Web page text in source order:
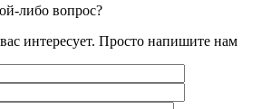
либо вопрос?
интересует. Просто напишите нам